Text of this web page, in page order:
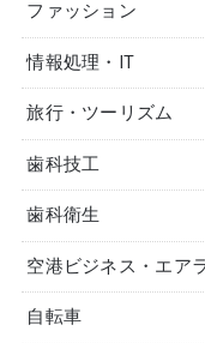
ファッション
情報処理・IT
旅行・ツーリズム
歯科技工
歯科衛生
空港ビジネス・エア
自転車